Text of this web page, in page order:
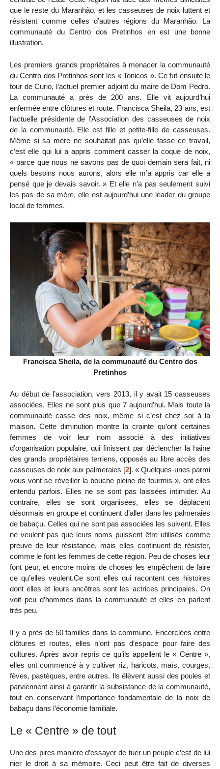
que le reste du Maranhão, et les casseuses de noix luttent et
résistent comme celles d’autres régions du Maranhão. La
communauté du Centro dos Pretinhos en est une bonne
illustration.
Les premiers grands propriétaires à menacer la communauté
du Centro dos Pretinhos sont les « Tonicos ». Ce fut ensuite le
tour de Curio, l’actuel premier adjoint du maire de Dom Pedro.
La communauté a près de 200 ans. Elle vit aujourd’hui
enfermée entre clôtures et route. Francisca Sheila, 23 ans, est
l’actuelle présidente de l’Association des casseuses de noix
de la communauté. Elle est fille et petite-fille de casseuses.
Même si sa mère ne souhaitait pas qu’elle fasse ce travail,
c’est elle qui lui a appris comment casser la coque de noix,
« parce que nous ne savons pas de quoi demain sera fait, ni
quels besoins nous aurons, alors elle m’a appris car elle a
pensé que je devais savoir. » Et elle n’a pas seulement suivi
les pas de sa mère, elle est aujourd’hui une leader du groupe
local de femmes.
Francisca Sheila, de la communauté du Centro dos
Pretinhos
Au début de l’association, vers 2013, il y avait 15 casseuses
associées. Elles ne sont plus que 7 aujourd’hui. Mais toute la
communauté casse des noix, même si c’est chez soi à la
maison. Cette diminution montre la crainte qu’ont certaines
femmes de voir leur nom associé à des initiatives
d’organisation populaire, qui finissent par déclencher la haine
des grands propriétaires terriens, opposés au libre accès des
casseuses de noix aux palmeraies [2]. « Quelques-unes parmi
vous vont se réveiller la bouche pleine de fourmis », ont-elles
entendu parfois. Elles ne se sont pas laissées intimider. Au
contraire, elles se sont organisées, elles se déplacent
désormais en groupe et continuent d’aller dans les palmeraies
de babaçu. Celles qui ne sont pas associées les suivent. Elles
ne veulent pas que leurs noms puissent être utilisés comme
preuve de leur résistance, mais elles continuent de résister,
comme le font les femmes de cette région. Peu de choses leur
font peur, et encore moins de choses les empêchent de faire
ce qu’elles veulent.Ce sont elles qui racontent ces histoires
dont elles et leurs ancêtres sont les actrices principales. On
voit peu d’hommes dans la communauté et elles en parlent
très peu.
Il y a près de 50 familles dans la commune. Encerclées entre
clôtures et routes, elles n’ont pas d’espace pour faire des
cultures. Après avoir repris ce qu’ils appellent le « Centre »,
elles ont commencé à y cultiver riz, haricots, maïs, courges,
fèves, pastèques, entre autres. Ils élèvent aussi des poules et
parviennent ainsi à garantir la subsistance de la communauté,
tout en conservant l’importance fondamentale de la noix de
babaçu dans l’économie familiale.
Le « Centre » de tout
Une des pires manière d’essayer de tuer un peuple c’est de lui
nier le droit à sa mémoire. Ceci peut être fait de diverses